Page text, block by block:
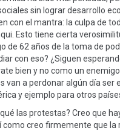
sin lograr desarrollo
con el mantra: la culpa de
Esto tiene cierta
de 62 años de la toma de
con eso? ¿Siguen
bien y no como un
van a perdonar algún día ser
y ejemplo para otros
las protestas? Creo que
como creo firmemente que la